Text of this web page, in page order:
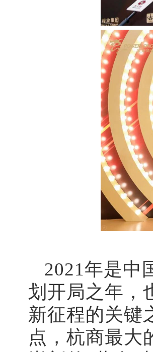
2021年是中
划开局之年，
新征程的关键
点，杭商最大